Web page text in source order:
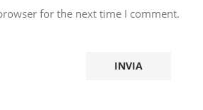
for the next time I comment.